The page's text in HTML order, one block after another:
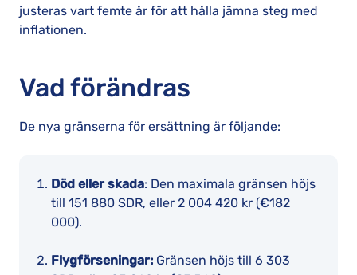
justeras vart femte år för att hålla jämna steg med
inflationen.
Vad förändras
De nya gränserna för ersättning är följande:
Död eller skada: Den maximala gränsen höjs
till 151 880 SDR, eller 2 004 420 kr (€182
000).
Flygförseningar: Gränsen höjs till 6 303